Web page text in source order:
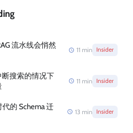
流水线会悄然
11 min Insider
搜索的情况下
11 min Insider
的 Schema 迁
13 min Insider